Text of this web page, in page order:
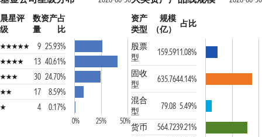
晨星评
级
数
量
资产占
比
9 25.93%
13 40.61%
30 24.70%
17
8.59%
4
0.17%
0% 25% 50%
资产
类型
规模
（亿）
占比
股票
型
159.5911.08%
固收
型
635.7644.14%
混合
型
79.08 5.49%
货币
564.7239.21%